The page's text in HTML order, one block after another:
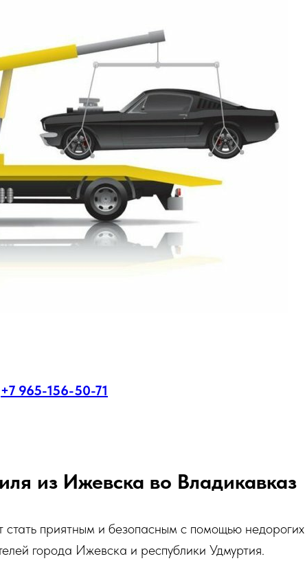
+7 965-156-50-71
из Ижевска во Владикавказ
приятным и безопасным с помощью недорогих
города Ижевска и республики Удмуртия.